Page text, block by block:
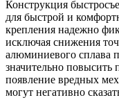
Конструкция
для быстрой и
крепления надежно
исключая снижения
алюминиевого сплава
значительно повысить
появление вредных
могут негативно